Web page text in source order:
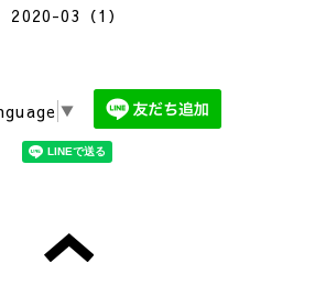
2020-03（1）
▼